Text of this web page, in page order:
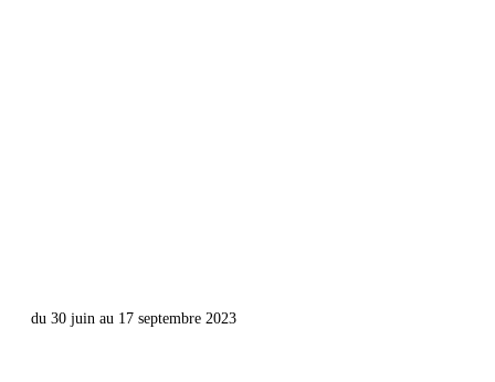
du 30 juin au 17 septembre 2023